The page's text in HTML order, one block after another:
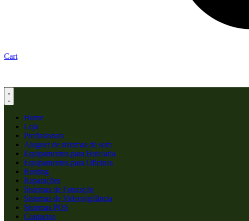
Cart
Home
Loja
Profissionais
Aluguer de sistemas de som
Equipamentos para Hotelaria
Equipamentos para Oficinas
Renting
Reparações
Sistemas de Faturação
Sistemas de Videovigilância
Sistemas POS
Contactos